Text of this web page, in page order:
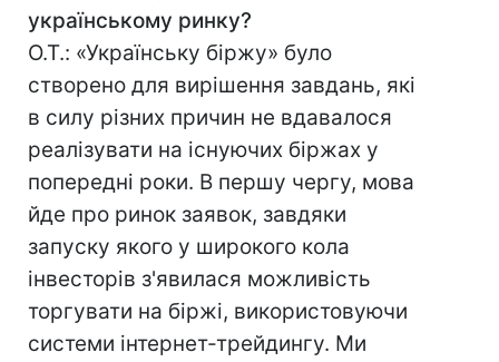
українському ринку?
О.Т.: «Українську біржу» було
створено для вирішення завдань, які
в силу різних причин не вдавалося
реалізувати на існуючих біржах у
попередні роки. В першу чергу, мова
йде про ринок заявок, завдяки
запуску якого у широкого кола
інвесторів з'явилася можливість
торгувати на біржі, використовуючи
системи інтернет-трейдингу. Ми